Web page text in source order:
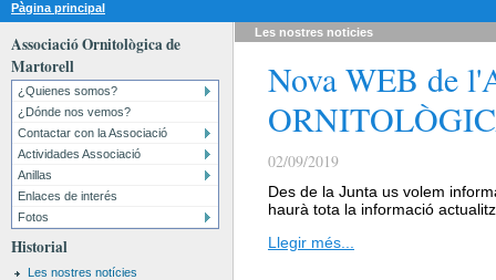
Pàgina principal
Associació Ornitològica de
Martorell
¿Quienes somos?
¿Dónde nos vemos?
Contactar con la Associació
Actividades Associació
Anillas
Enlaces de interés
Fotos
Historial
Les nostres notícies
Les nostres noticies
Nova WEB de
02/09/2019
Des de la Junta us volem
haurà tota la informació
Llegir més...